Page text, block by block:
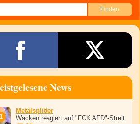
News
Metalsplitter
Wacken reagiert auf "FCK AFD"-Streit